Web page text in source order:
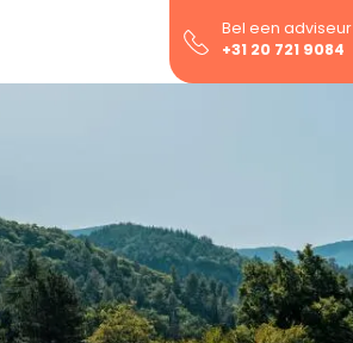
Bel een adviseur
+31 20 721 9084